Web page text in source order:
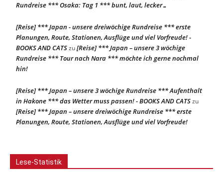
Rundreise *** Osaka: Tag 1 *** bunt, laut, lecker…
[Reise] *** Japan - unsere dreiwöchige Rundreise *** erste
Planungen, Route, Stationen, Ausflüge und viel Vorfreude! -
BOOKS AND CATSzu[Reise] *** Japan – unsere 3 wöchige
Rundreise *** Tour nach Nara *** möchte ich gerne nochmal
hin!
[Reise] *** Japan – unsere 3 wöchige Rundreise *** Aufenthalt
in Hakone *** das Wetter muss passen! - BOOKS AND CATSzu
[Reise] *** Japan – unsere dreiwöchige Rundreise *** erste
Planungen, Route, Stationen, Ausflüge und viel Vorfreude!
Lese-Statistik